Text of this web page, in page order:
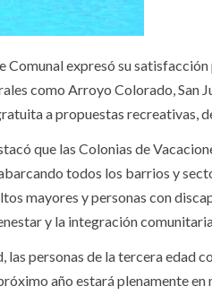
Comunal expresó su
como Arroyo Colorado, San
a propuestas recreativas,
que las Colonias de
todos los barrios y
mayores y personas con
y la integración
las personas de la tercera edad
año estará plenamente